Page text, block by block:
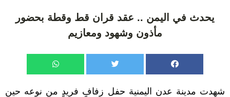
يحدث في اليمن .. عقد قران قط وقطة بحضور
مأذون وشهود ومعازيم
شهدت مدينة عدن اليمنية حفل زفافٍ فريدٍ من نوعه حين